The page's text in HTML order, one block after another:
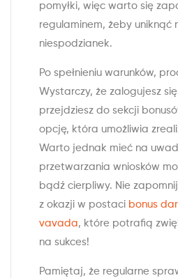
pomyłki, więc warto się
regulaminem, żeby uniknąć
niespodzianek.
Po spełnieniu warunków,
Wystarczy, że zalogujesz
przejdziesz do sekcji
opcję, która umożliwia
Warto jednak mieć na
przetwarzania wniosków
bądź cierpliwy. Nie
z okazji w postaci bonus
vavada, które potrafią
na sukces!
Pamiętaj, że regularne